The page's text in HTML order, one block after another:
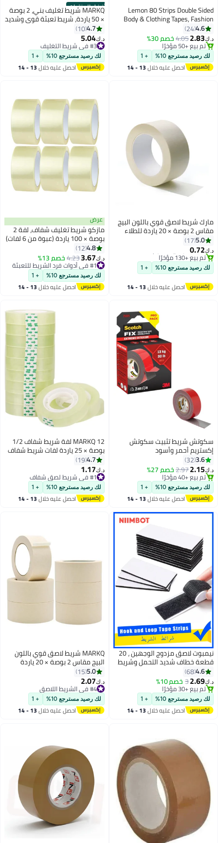
Lemon 80 Strips Double
Body & Clothing Tapes,
Tape for Clothes,
Disposable & Waterproof Tapes
Women Clothes to Skin Body
for Any Kinds of Clothes Ideal
to Hold Clothes in
4.6
24
2.83
4.05خصم 30%
تم بيع +50 مؤخرًا
تم بيع +50 مؤخرًا
رصيد مسترجع 10% + 1
احصل عليه خلال 13 - 14
أفضل المنتجات MARKQ شريط تغليف بني، 2 بوصة
× 50 ياردة، شريط تعبئة قوي وشديد
التحمل لصناديق الطرود، وصناديق
النقل، والحقائب البريدية الكبيرة،
والاستخدام المكتبي [6 لفات]
4.7
10
5.04
#3 في شريط التغليف
#3 في شريط التغليف
لك رصيد مسترجع 10% + 1
احصل عليه خلال 13 - 14
شريط لاصق قوي باللون البيج
مقاس 2 بوصة × 20 ياردة للطلاء
والمنزل الذي تصنعه
والمكتب والقرطاسية
والفنون والحرف اليدوية
إلى ذلك [لفة واحدة]
5.0
17
0.72
#1 في الشريط اللاصق
أقل سعر في 30 يوم
تم بيع +130 مؤخرًا
#1 في الشريط اللاصق
رصيد مسترجع 10% + 1
احصل عليه خلال 13 - 14
عرض
مازكو شريط تغليف شفاف، لفة 2
بوصة × 100 ياردة (عبوة من 6 لفات)
| شريط تغليف BOPP شديد التحمل
لإغلاق الكراتين، وصناديق الشحن
والنقل
4.8
12
3.67
4.23خصم 13% #1 في أدوات فرد الشريط للتعبئة
تم بيع +40 مؤخرًا
#1 في أدوات فرد الشريط للتعبئة
لك رصيد مسترجع 10% + 1
احصل عليه خلال 13 - 14
شريط تثبيت سكوتش
أحمر وأسود
3.6
32
2.15
2.97خصم 27%
#6 في شريط التثبيت
بتخلّص بسرعة
تم بيع +40 مؤخرًا
#6 في شريط التثبيت
رصيد مسترجع 10% + 1
احصل عليه خلال 13 - 14
MARKQ 12 لفة شريط شفاف 1/2
بوصة × 25 ياردة لفات شريط شفاف
للمكتب، المنزل، المدرسة، تغليف
بوصة أساسية
4.7
19
1.17
#1 في شريط لصق شفاف
تم بيع +120 مؤخرًا
#1 في شريط لصق شفاف
لك رصيد مسترجع 10% + 1
احصل عليه خلال 13 - 14
نيمبوت لاصق مزدوج الوجهين ، 20
خطاف شديد التحمل وشريط
مع ظهر لاصق قوي ، قفل
، للمكتب المنزلي
4.6
68
2.69
3خصم 10%
تم بيع +30 مؤخرًا
تم بيع +30 مؤخرًا
رصيد مسترجع 10% + 1
احصل عليه خلال 13 - 14
اغسطس
MARKQ شريط لاصق قوي باللون
البيج مقاس 2 بوصة × 20 ياردة
للطلاء والتزيين والمنزل الذي تصنعه
بنفسك والمكتب والقرطاسية
المدرسية والفنون والحرف اليدوية
وما إلى ذلك [6 لفات]
5.0
15
2.07
#4 في الشريط اللاصق
تم بيع +50 مؤخرًا
#4 في الشريط اللاصق
لك رصيد مسترجع 10% + 1
احصل عليه خلال 13 - 14
اغسطس